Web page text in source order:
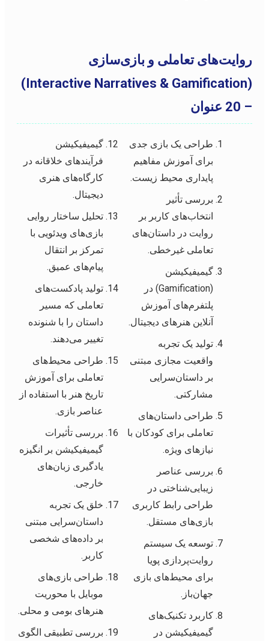
روایت‌های تعاملی و بازی‌سازی
(Interactive Narratives & Gamification)
– 20 عنوان
طراحی یک بازی جدی
برای آموزش مفاهیم
پایداری محیط زیست.
بررسی تأثیر
انتخاب‌های کاربر بر
روایت در داستان‌های
تعاملی غیرخطی.
گیمیفیکیشن
(Gamification) در
پلتفرم‌های آموزش
آنلاین هنرهای دیجیتال.
تولید یک تجربه
واقعیت مجازی مبتنی
بر داستان‌سرایی
مشارکتی.
طراحی داستان‌های
تعاملی برای کودکان با
نیازهای ویژه.
بررسی عناصر
زیبایی‌شناختی در
طراحی رابط کاربری
بازی‌های مستقل.
توسعه یک سیستم
روایت‌پردازی پویا
برای محیط‌های بازی
جهان‌باز.
کاربرد تکنیک‌های
گیمیفیکیشن در
گیمیفیکیشن
فرآیندهای خلاقانه در
کارگاه‌های هنری
دیجیتال.
تحلیل ساختار روایی
بازی‌های ویدئویی با
تمرکز بر انتقال
پیام‌های عمیق.
تولید پادکست‌های
تعاملی که مسیر
داستان را با شنونده
تغییر می‌دهند.
طراحی محیط‌های
تعاملی برای آموزش
تاریخ هنر با استفاده از
عناصر بازی.
بررسی تأثیرات
گیمیفیکیشن بر انگیزه
یادگیری زبان‌های
خارجی.
خلق یک تجربه
داستان‌سرایی مبتنی
بر داده‌های شخصی
کاربر.
طراحی بازی‌های
موبایل با محوریت
هنرهای بومی و محلی.
بررسی تطبیقی الگوی